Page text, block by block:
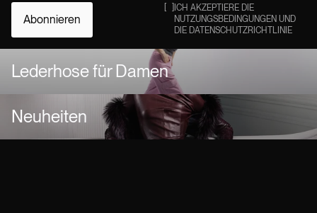
Abonnieren
ICH AKZEPTIERE DIE
NUTZUNGSBEDINGUNGEN UND
DIE DATENSCHUTZRICHTLINIE
Lederhose für Damen
Neuheiten